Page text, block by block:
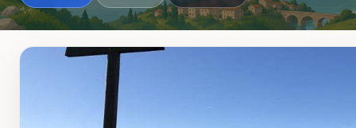
Ouvrir dans Kraaby
4,8 / 5